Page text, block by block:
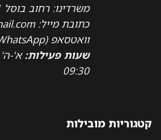
משרדינו: רחוב בוסל 1 חולון
כתובת מייל: m4aisrael@gmail.com
וואטסאפ (WhatsApp) - 058-6057111
שעות פעילות:
09:30
קטגוריות מובילות